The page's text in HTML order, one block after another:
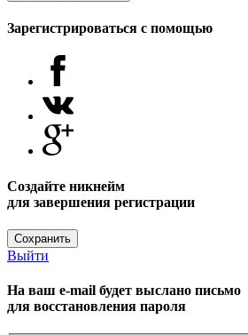
Зарегистрироваться с помощью
Создайте никнейм
для завершения регистрации
Сохранить
Выйти
На ваш e-mail будет выслано письмо
для восстановления пароля